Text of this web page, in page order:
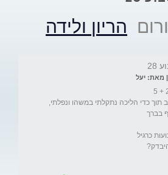
הריון ולידה
כדי הליכה נתקלתי במשהו ונפלתי,